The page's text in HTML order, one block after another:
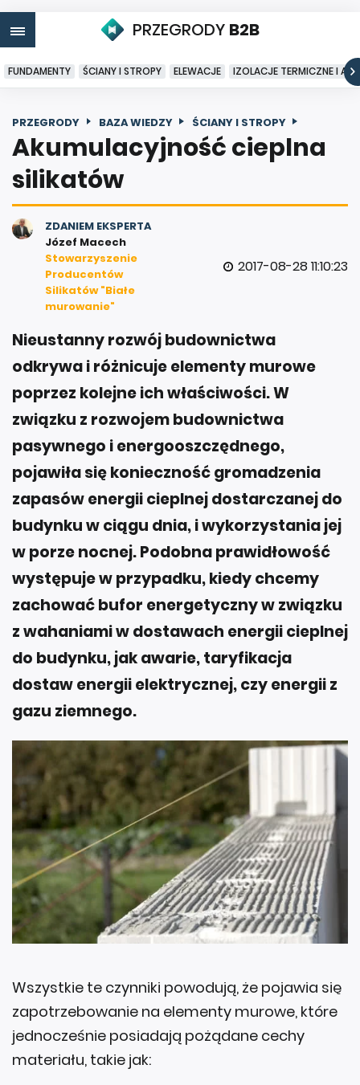
PRZEGRODY B2B
FUNDAMENTY ŚCIANY I STROPY ELEWACJE IZOLACJE TERMICZNE I
PRZEGRODY BAZA WIEDZY ŚCIANY I STROPY
Akumulacyjność cieplna
silikatów
ZDANIEM EKSPERTA
Józef Macech
Stowarzyszenie
Producentów
Silikatów "Białe
murowanie"
2017-08-28 11:10:23
Nieustanny rozwój budownictwa
odkrywa i różnicuje elementy murowe
poprzez kolejne ich właściwości. W
związku z rozwojem budownictwa
pasywnego i energooszczędnego,
pojawiła się konieczność gromadzenia
zapasów energii cieplnej dostarczanej do
budynku w ciągu dnia, i wykorzystania jej
w porze nocnej. Podobna prawidłowość
występuje w przypadku, kiedy chcemy
zachować bufor energetyczny w związku
z wahaniami w dostawach energii cieplnej
do budynku, jak awarie, taryfikacja
dostaw energii elektrycznej, czy energii z
gazu ziemnego.
Wszystkie te czynniki powodują, że pojawia się
zapotrzebowanie na elementy murowe, które
jednocześnie posiadają pożądane cechy
materiału, takie jak: